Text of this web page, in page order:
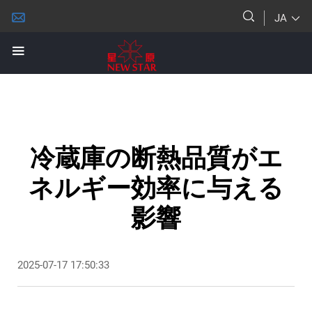
JA
冷蔵庫の断熱品質がエ
ネルギー効率に与える
影響
2025-07-17 17:50:33